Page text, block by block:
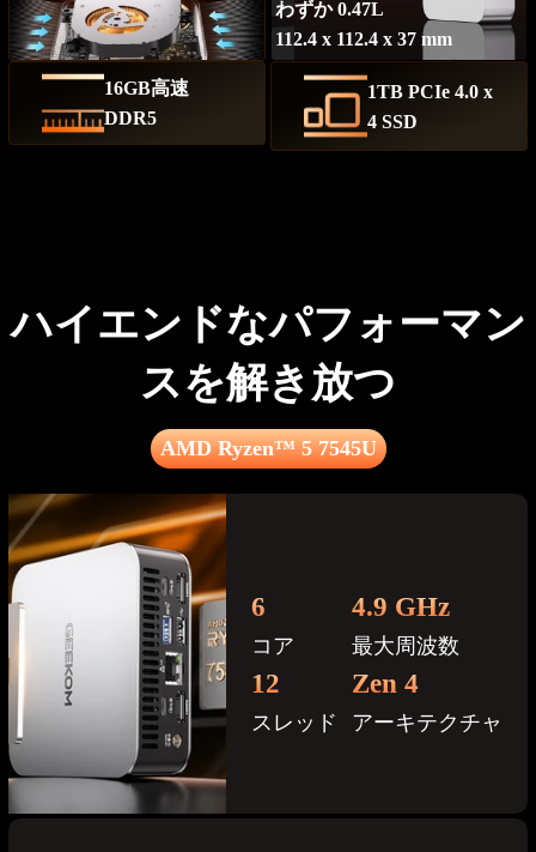
わずか 0.47L
112.4 x 112.4 x 37 mm
16GB高速
DDR5
1TB PCIe 4.0 x
4 SSD
ハイエンドなパフォーマン
スを解き放つ
AMD Ryzen™ 5 7545U
6
コア
4.9 GHz
最大周波数
12
スレッド
Zen 4
アーキテクチャ